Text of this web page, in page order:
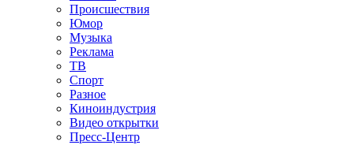
Происшествия
Юмор
Музыка
Реклама
ТВ
Спорт
Разное
Киноиндустрия
Видео открытки
Пресс-Центр